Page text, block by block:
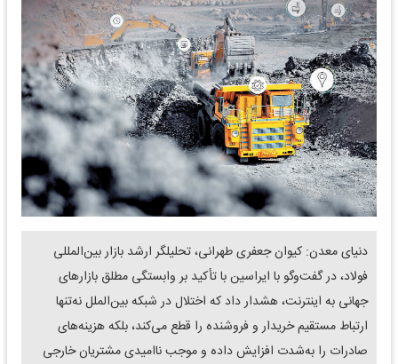
دنیای معدن: کیوان جعفری طهرانی، تحلیلگر ارشد بازار بین‌المللی
فولاد، در گفت‌وگو با ایراسین با تأکید بر وابستگی مطلق بازارهای
جهانی به اینترنت، هشدار داد که اختلال در شبکه بین‌الملل نه‌تنها
ارتباط مستقیم خریدار و فروشنده را قطع می‌کند، بلکه هزینه‌های
صادرات را به‌شدت افزایش داده و موجب ناامیدی مشتریان خارجی